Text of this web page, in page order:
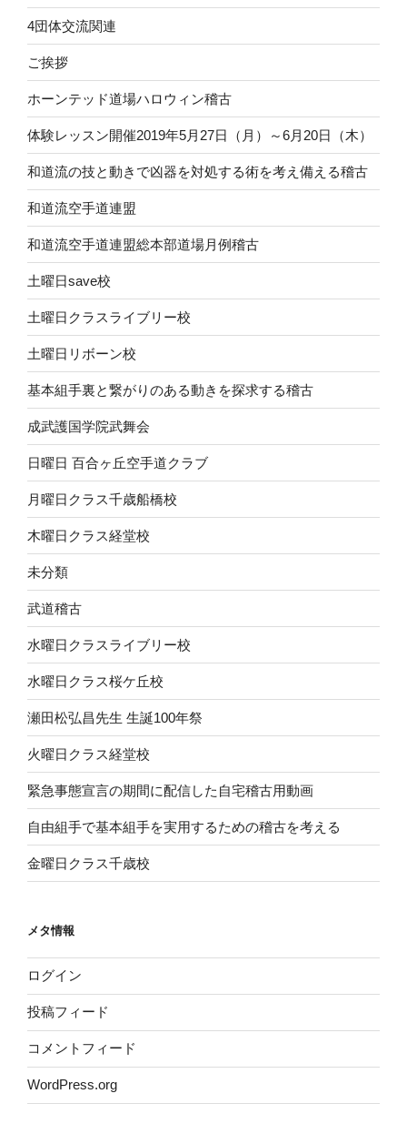
4団体交流関連
ご挨拶
ホーンテッド道場ハロウィン稽古
体験レッスン開催2019年5月27日（月）～6月20日（木）
和道流の技と動きで凶器を対処する術を考え備える稽古
和道流空手道連盟
和道流空手道連盟総本部道場月例稽古
土曜日save校
土曜日クラスライブリー校
土曜日リボーン校
基本組手裏と繋がりのある動きを探求する稽古
成武護国学院武舞会
日曜日 百合ヶ丘空手道クラブ
月曜日クラス千歳船橋校
木曜日クラス経堂校
未分類
武道稽古
水曜日クラスライブリー校
水曜日クラス桜ケ丘校
瀬田松弘昌先生 生誕100年祭
火曜日クラス経堂校
緊急事態宣言の期間に配信した自宅稽古用動画
自由組手で基本組手を実用するための稽古を考える
金曜日クラス千歳校
メタ情報
ログイン
投稿フィード
コメントフィード
WordPress.org